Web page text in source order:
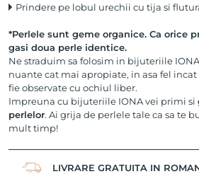
Prindere pe lobul urechii cu tija si
*Perlele sunt geme organice. Ca orice
gasi doua perle identice.
Ne straduim sa folosim in bijuteriile
nuante cat mai apropiate, in asa fel
fie observate cu ochiul liber.
Impreuna cu bijuteriile IONA vei primi si
perlelor. Ai grija de perlele tale ca sa te
mult timp!
LIVRARE GRATUITA IN